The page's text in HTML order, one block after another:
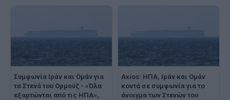
Συμφωνία Ιράν και Ομάν για
τα Στενά του Ορμούζ - «Όλα
εξαρτώνται από τις ΗΠΑ»,
Axios: ΗΠΑ, Ιράν και Ομάν
κοντά σε συμφωνία για το
άνοιγμα των Στενών του